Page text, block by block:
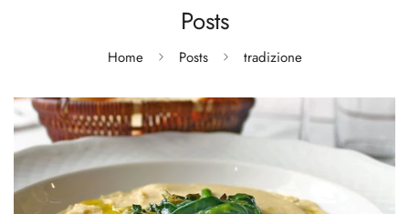
Posts
Home Posts tradizione